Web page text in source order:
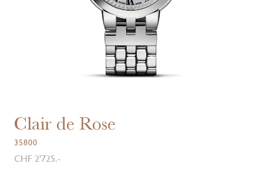
Clair de Rose
35800
CHF 2'725.-